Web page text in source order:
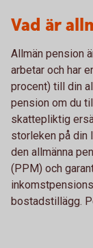
Vad är
Allmän pension
arbetar och har
procent) till din
pension om du
skattepliktig
storleken på din
den allmänna
(PPM) och
bostadstillägg.